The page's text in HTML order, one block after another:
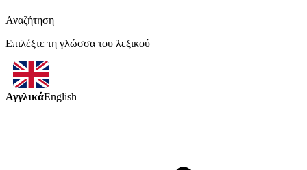
Αναζήτηση
Επιλέξτε τη γλώσσα του λεξικού
ΑγγλικάEnglish